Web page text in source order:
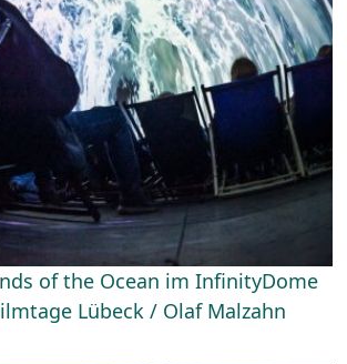
of the Ocean im InfinityDome
Lübeck / Olaf Malzahn